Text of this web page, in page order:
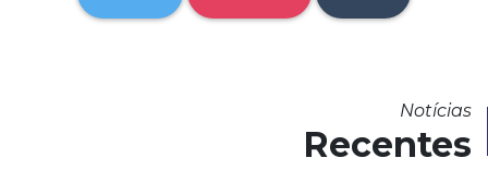
Notícias
Recentes